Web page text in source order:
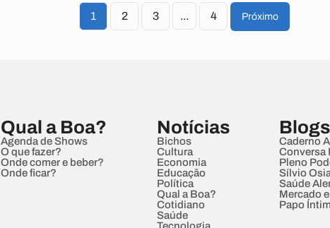
1 2 3 ... 4 Próximo
Qual a Boa?
Agenda de Shows
O que fazer?
Onde comer e beber?
Onde ficar?
Notícias
Bichos
Cultura
Economia
Educação
Política
Qual a Boa?
Cotidiano
Saúde
Blogs
Caderno
Conversa
Pleno
Sílvio
Saúde
Mercado
Papo